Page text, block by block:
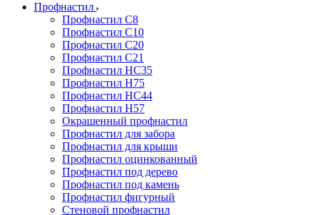
Профнастил
Профнастил С8
Профнастил С10
Профнастил С20
Профнастил С21
Профнастил НС35
Профнастил Н75
Профнастил HC44
Профнастил Н57
Окрашенный профнастил
Профнастил для забора
Профнастил для крыши
Профнастил оцинкованный
Профнастил под дерево
Профнастил под камень
Профнастил фигурный
Стеновой профнастил